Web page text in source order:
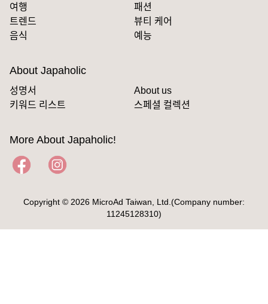
여행
패션
트렌드
뷰티 케어
음식
예능
About Japaholic
성명서
About us
키워드 리스트
스페셜 컬렉션
More About Japaholic!
Copyright © 2026 MicroAd Taiwan, Ltd.(Company number:
11245128310)